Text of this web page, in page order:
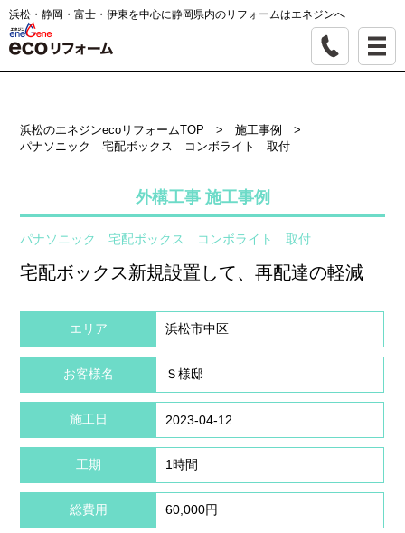
浜松・静岡・富士・伊東を中心に静岡県内のリフォームはエネジンへ
浜松のエネジンecoリフォームTOP >施工事例
>
パナソニック 宅配ボックス コンボライト 取付
外構工事 施工事例
パナソニック 宅配ボックス コンボライト 取付
宅配ボックス新規設置して、再配達の軽減
エリア 浜松市中区
お客様名 Ｓ様邸
施工日 2023-04-12
工期 1時間
総費用 60,000円